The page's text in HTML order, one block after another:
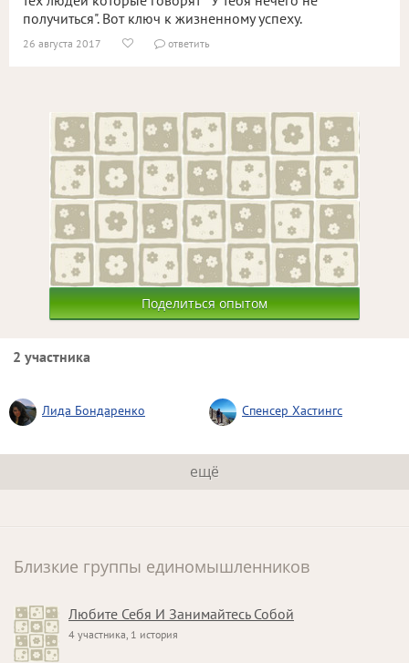
получиться". Вот ключ к жизненному успеху.
26 августа 2017   ответить
Поделиться опытом
2 участника
Лида Бондаренко Спенсер Хастингс
ещё
Близкие группы единомышленников
Любите Себя И Занимайтесь Собой
4 участника, 1 история